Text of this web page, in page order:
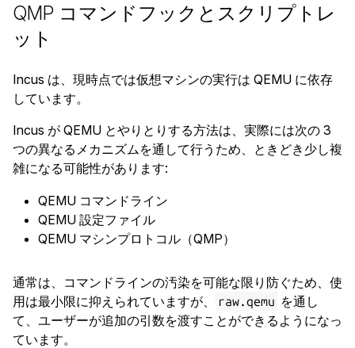
QMP コマンドフックとスクリプトレ
ット
Incus は、現時点では仮想マシンの実行は QEMU に依存
しています。
Incus が QEMU とやりとりする方法は、実際には次の 3
つの異なるメカニズムを通して行うため、ときどき少し複
雑になる可能性があります:
QEMU コマンドライン
QEMU 設定ファイル
QEMU マシンプロトコル（QMP）
通常は、コマンドラインの汚染を可能な限り防ぐため、使
用は最小限に抑えられていますが、
raw.qemu を通し
て、ユーザーが追加の引数を渡すことができるようになっ
ています。